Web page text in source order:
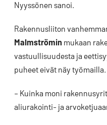
Nyyssönen sanoi.
Rakennusliiton
Malmströmin mukaan
vastuullisuudesta ja
puheet eivät näy työmailla.
– Kuinka moni
aliurakointi- ja